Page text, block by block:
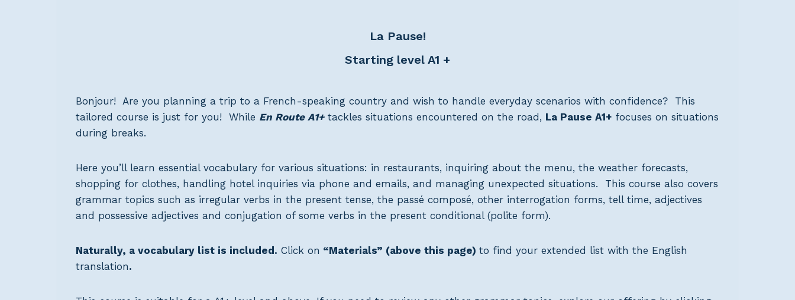
La Pause!
Starting level A1 +
Bonjour! Are you planning a trip to a French-speaking country and wish to handle everyday scenarios with confidence? This
tailored course is just for you! While En Route A1+tackles situations encountered on the road, La Pause A1+ focuses on situations
during breaks.
Here you’ll learn essential vocabulary for various situations: in restaurants, inquiring about the menu, the weather forecasts,
shopping for clothes, handling hotel inquiries via phone and emails, and managing unexpected situations. This course also covers
grammar topics such as irregular verbs in the present tense, the passé composé, other interrogation forms, tell time, adjectives
and possessive adjectives and conjugation of some verbs in the present conditional (polite form).
Naturally, a vocabulary list is included. Click on “Materials” (above this page) to find your extended list with the English
translation.